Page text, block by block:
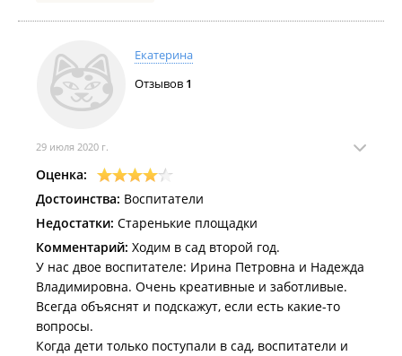
Екатерина
Отзывов 1
29 июля 2020 г.
Оценка:
Достоинства: Воспитатели
Недостатки: Старенькие площадки
Комментарий: Ходим в сад второй год.
У нас двое воспитателе: Ирина Петровна и Надежда
Владимировна. Очень креативные и заботливые.
Всегда объяснят и подскажут, если есть какие-то
вопросы.
Когда дети только поступали в сад, воспитатели и